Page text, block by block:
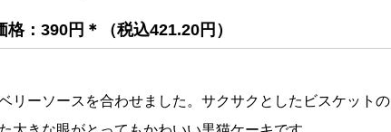
：390円＊（税込421.20円）
リーソースを合わせました。サクサクとしたビスケットの